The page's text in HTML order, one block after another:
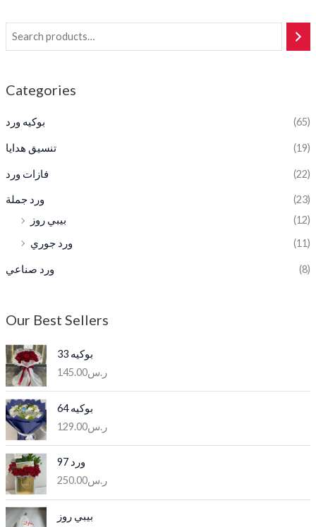
Categories
بوكيه ورد (65)
تنسيق هدايا (19)
فازات ورد (22)
ورد جملة
(23)
بيبي روز
(12)
ورد جوري
(11)
ورد صناعي (8)
Our Best Sellers
بوكيه 33
ر.س145.00
بوكيه 64
ر.س129.00
ورد 97
ر.س250.00
بيبي روز